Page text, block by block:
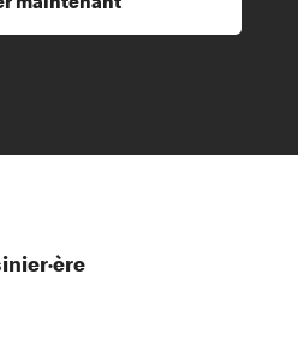
maintenant